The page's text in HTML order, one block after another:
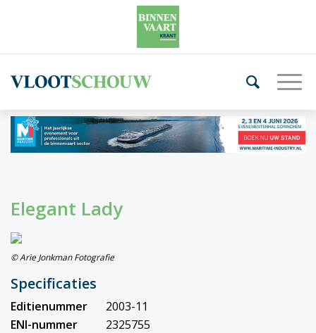
Elegant Lady
© Arie Jonkman Fotografie
Specificaties
Editienummer
2003-11
ENI-nummer
2325755